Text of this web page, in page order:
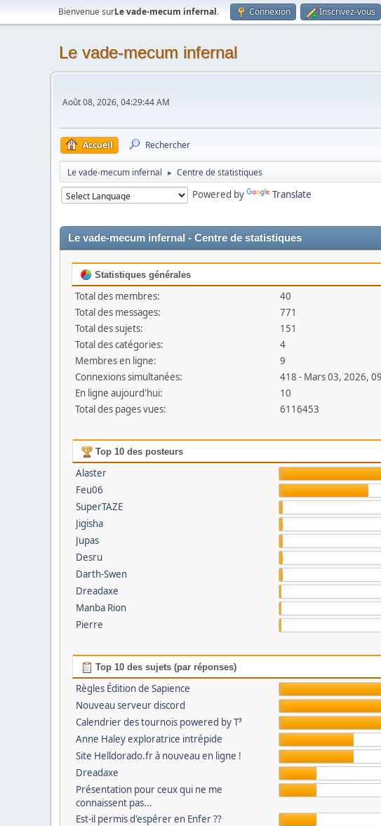
Bienvenue surLe vade-mecum infernal. Connexion Inscrivez-vous
Le vade-mecum infernal
Août 08, 2026, 04:29:44 AM
Accueil Rechercher
Le vade-mecum infernal ► Centre de statistiques
Powered by Translate
Le vade-mecum infernal - Centre de statistiques
Statistiques générales
Total des membres:
40
Total des messages:
771
Total des sujets:
151
Total des catégories:
4
Membres en ligne:
9
Connexions simultanées:
418 - Mars 03, 2026,
En ligne aujourd'hui:
10
Total des pages vues:
6116453
Top 10 des posteurs
Alaster
Feu06
SuperTAZE
Jigisha
Jupas
Desru
Darth-Swen
Dreadaxe
Manba Rion
Pierre
Top 10 des sujets (par réponses)
Règles Édition de Sapience
Nouveau serveur discord
Calendrier des tournois powered by T³
Anne Haley exploratrice intrépide
Site Helldorado.fr à nouveau en ligne !
Dreadaxe
Présentation pour ceux qui ne me
connaissent pas...
Est-il permis d'espérer en Enfer ??